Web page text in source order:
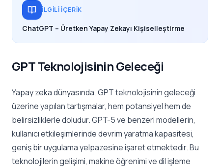
İLGILI İÇERIK
ChatGPT – Üretken Yapay Zekayı Kişiselleştirme
GPT Teknolojisinin Geleceği
Yapay zeka dünyasında, GPT teknolojisinin geleceği
üzerine yapılan tartışmalar, hem potansiyel hem de
belirsizliklerle doludur. GPT-5 ve benzeri modellerin,
kullanıcı etkileşimlerinde devrim yaratma kapasitesi,
geniş bir uygulama yelpazesine işaret etmektedir. Bu
teknolojilerin gelişimi, makine öğrenimi ve dil işleme